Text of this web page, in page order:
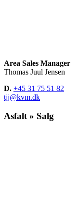
Area Sales Manager
Thomas Juul Jensen
D. +45 31 75 51 82
tjj@kvm.dk
Asfalt » Salg